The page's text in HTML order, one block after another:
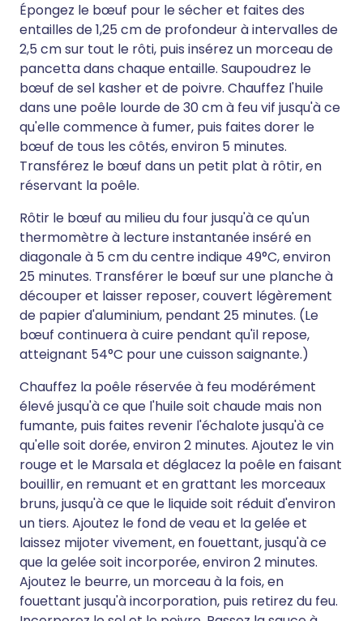
Épongez le bœuf pour le sécher et faites des
entailles de 1,25 cm de profondeur à intervalles de
2,5 cm sur tout le rôti, puis insérez un morceau de
pancetta dans chaque entaille. Saupoudrez le
bœuf de sel kasher et de poivre. Chauffez l'huile
dans une poêle lourde de 30 cm à feu vif jusqu'à ce
qu'elle commence à fumer, puis faites dorer le
bœuf de tous les côtés, environ 5 minutes.
Transférez le bœuf dans un petit plat à rôtir, en
réservant la poêle.
Rôtir le bœuf au milieu du four jusqu'à ce qu'un
thermomètre à lecture instantanée inséré en
diagonale à 5 cm du centre indique 49°C, environ
25 minutes. Transférer le bœuf sur une planche à
découper et laisser reposer, couvert légèrement
de papier d'aluminium, pendant 25 minutes. (Le
bœuf continuera à cuire pendant qu'il repose,
atteignant 54°C pour une cuisson saignante.)
Chauffez la poêle réservée à feu modérément
élevé jusqu'à ce que l'huile soit chaude mais non
fumante, puis faites revenir l'échalote jusqu'à ce
qu'elle soit dorée, environ 2 minutes. Ajoutez le vin
rouge et le Marsala et déglacez la poêle en faisant
bouillir, en remuant et en grattant les morceaux
bruns, jusqu'à ce que le liquide soit réduit d'environ
un tiers. Ajoutez le fond de veau et la gelée et
laissez mijoter vivement, en fouettant, jusqu'à ce
que la gelée soit incorporée, environ 2 minutes.
Ajoutez le beurre, un morceau à la fois, en
fouettant jusqu'à incorporation, puis retirez du feu.